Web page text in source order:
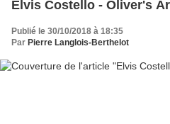
Elvis Costello - Oliver's
Publié le 30/10/2018 à 18:35
Par Pierre Langlois-Berthelot